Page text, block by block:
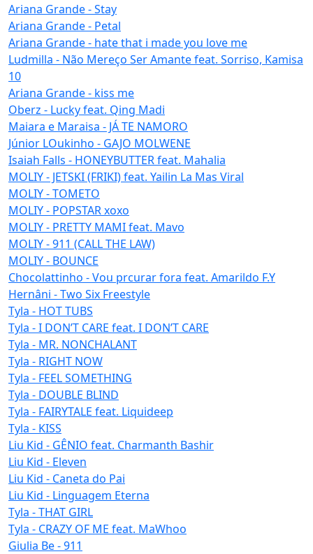
Ariana Grande - Stay
Ariana Grande - Petal
Ariana Grande - hate that i made you love me
Ludmilla - Não Mereço Ser Amante feat. Sorriso, Kamisa
10
Ariana Grande - kiss me
Oberz - Lucky feat. Qing Madi
Maiara e Maraisa - JÁ TE NAMORO
Júnior LOukinho - GAJO MOLWENE
Isaiah Falls - HONEYBUTTER feat. Mahalia
MOLIY - JETSKI (FRIKI) feat. Yailin La Mas Viral
MOLIY - TOMETO
MOLIY - POPSTAR xoxo
MOLIY - PRETTY MAMI feat. Mavo
MOLIY - 911 (CALL THE LAW)
MOLIY - BOUNCE
Chocolattinho - Vou prcurar fora feat. Amarildo F.Y
Hernâni - Two Six Freestyle
Tyla - HOT TUBS
Tyla - I DON’T CARE feat. I DON’T CARE
Tyla - MR. NONCHALANT
Tyla - RIGHT NOW
Tyla - FEEL SOMETHING
Tyla - DOUBLE BLIND
Tyla - FAIRYTALE feat. Liquideep
Tyla - KISS
Liu Kid - GÊNIO feat. Charmanth Bashir
Liu Kid - Eleven
Liu Kid - Caneta do Pai
Liu Kid - Linguagem Eterna
Tyla - THAT GIRL
Tyla - CRAZY OF ME feat. MaWhoo
Giulia Be - 911